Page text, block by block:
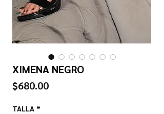
XIMENA NEGRO
$680.00Precio
TALLA *